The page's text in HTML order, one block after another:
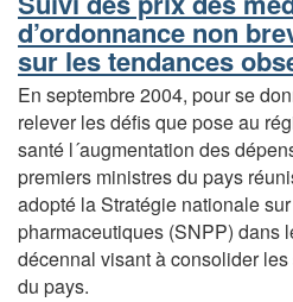
d’ordonnance non
sur les tendances
En septembre 2004, pour se
relever les défis que pose au
santé l´augmentation des
premiers ministres du pays
adopté la Stratégie nationale
pharmaceutiques (SNPP) dans
décennal visant à consolider
du pays.